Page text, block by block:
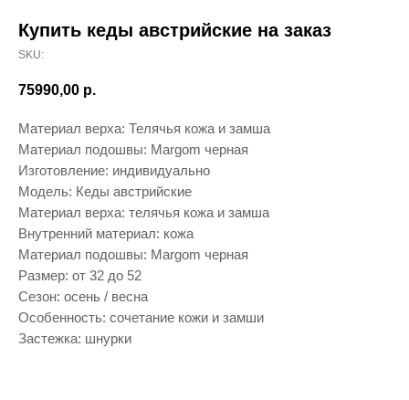
Купить кеды австрийские на заказ
SKU:
75990,00 р.
Материал верха: Телячья кожа и замша
Материал подошвы: Margom черная
Изготовление: индивидуально
Модель: Кеды австрийские
Материал верха: телячья кожа и замша
Внутренний материал: кожа
Материал подошвы: Margom черная
Размер: от 32 до 52
Сезон: осень / весна
Особенность: сочетание кожи и замши
Застежка: шнурки